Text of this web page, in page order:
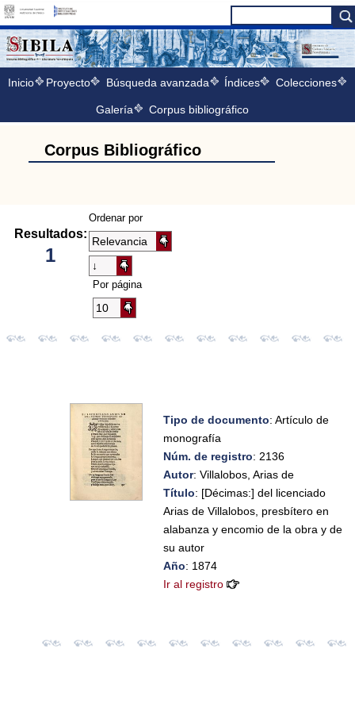
Inicio Proyecto Búsqueda avanzada Índices Colecciones
Galería Corpus bibliográfico
Corpus Bibliográfico
Resultados:
1
Ordenar por
Por página
Tipo de documento: Artículo de
monografía
Núm. de registro: 2136
Autor: Villalobos, Arias de
Título: [Décimas:] del licenciado
Arias de Villalobos, presbítero en
alabanza y encomio de la obra y de
su autor
Año: 1874
Ir al registro